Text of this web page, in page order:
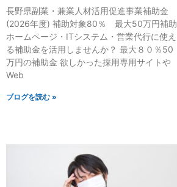
長野県副業・兼業人材活用促進事業補助金
(2026年度) 補助対象80％ 最大50万円補助
ホームページ・ITシステム・営業代行に使え
る補助金を活用しませんか？ 最大８０％50
万円の補助金 欲しかった採用専用サイトや
Web
ブログを読む »